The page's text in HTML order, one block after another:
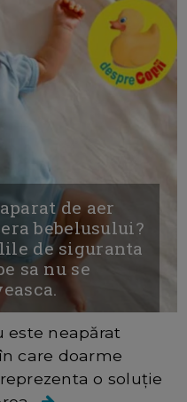
de aer
bebelusului?
de siguranta
sa nu se
este neapărat
care doarme
o soluție